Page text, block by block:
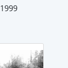
1999